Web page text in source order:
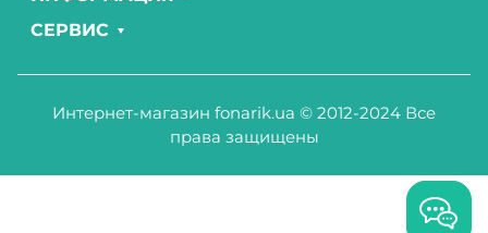
СЕРВИС
Интернет-магазин fonarik.ua © 2012-2024 Все
права защищены